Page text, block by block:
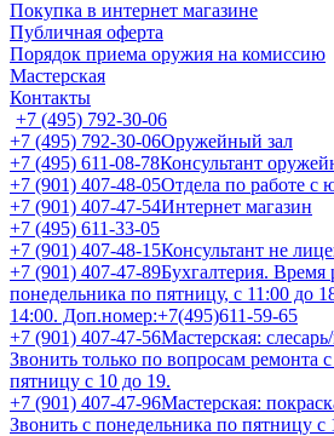
Покупка в интернет магазине
Публичная оферта
Порядок приема оружия на комиссию
Мастерская
Контакты
+7 (495) 792-30-06
+7 (495) 792-30-06Оружейный зал
+7 (495) 611-08-78Консультант
+7 (901) 407-48-05Отдела по работе с
+7 (901) 407-47-54Интернет магазин
+7 (495) 611-33-05
+7 (901) 407-48-15Консультант не
+7 (901) 407-47-89Бухгалтерия. Время
понедельника по пятницу, с 11:00 до
14:00. Доп.номер:+7(495)611-59-65
+7 (901) 407-47-56Мастерская:
Звонить только по вопросам ремонта
пятницу с 10 до 19.
+7 (901) 407-47-96Мастерская:
Звонить с понедельника по пятницу с